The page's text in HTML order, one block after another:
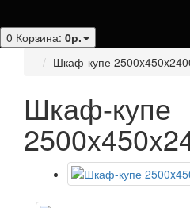
0 Корзина: 0р.
Шкаф-купе
Шкаф-купе